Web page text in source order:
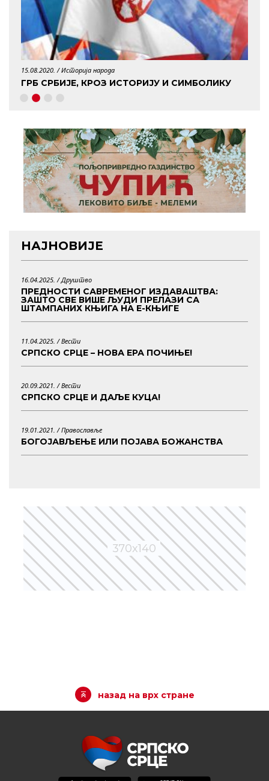
15.08.2020. /Историја народа
ГРБ СРБИЈЕ, КРОЗ ИСТОРИЈУ И СИМБОЛИКУ
НАЈНОВИЈЕ
16.04.2025. /Друштво
ПРЕДНОСТИ САВРЕМЕНОГ ИЗДАВАШТВА:
ЗАШТО СВЕ ВИШЕ ЉУДИ ПРЕЛАЗИ СА
ШТАМПАНИХ КЊИГА НА Е-КЊИГЕ
11.04.2025. /Вести
СРПСКО СРЦЕ – НОВА ЕРА ПОЧИЊЕ!
20.09.2021. /Вести
СРПСКО СРЦЕ И ДАЉЕ КУЦА!
19.01.2021. /Православље
БОГОЈАВЉЕЊЕ ИЛИ ПОЈАВА БОЖАНСТВА
назад на врх стране